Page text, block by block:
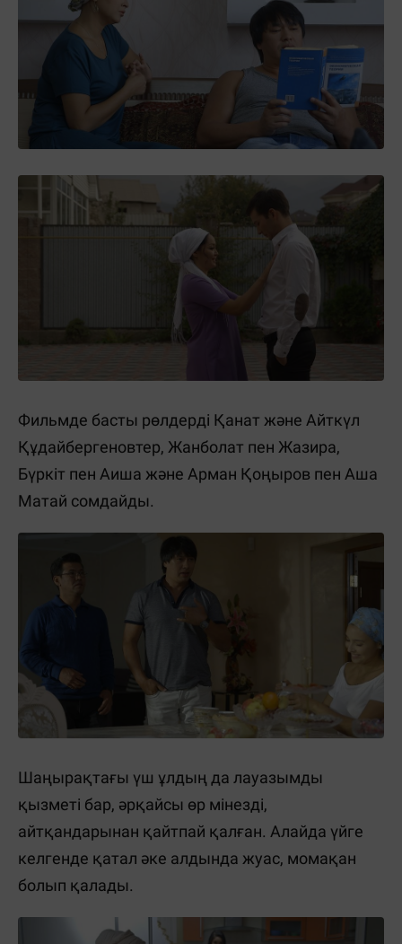
Фильмде басты рөлдерді Қанат және Айткүл
Құдайбергеновтер, Жанболат пен Жазира,
Бүркіт пен Аиша және Арман Қоңыров пен Аша
Матай сомдайды.
Шаңырақтағы үш ұлдың да лауазымды
қызметі бар, әрқайсы өр мінезді,
айтқандарынан қайтпай қалған. Алайда үйге
келгенде қатал әке алдында жуас, момақан
болып қалады.